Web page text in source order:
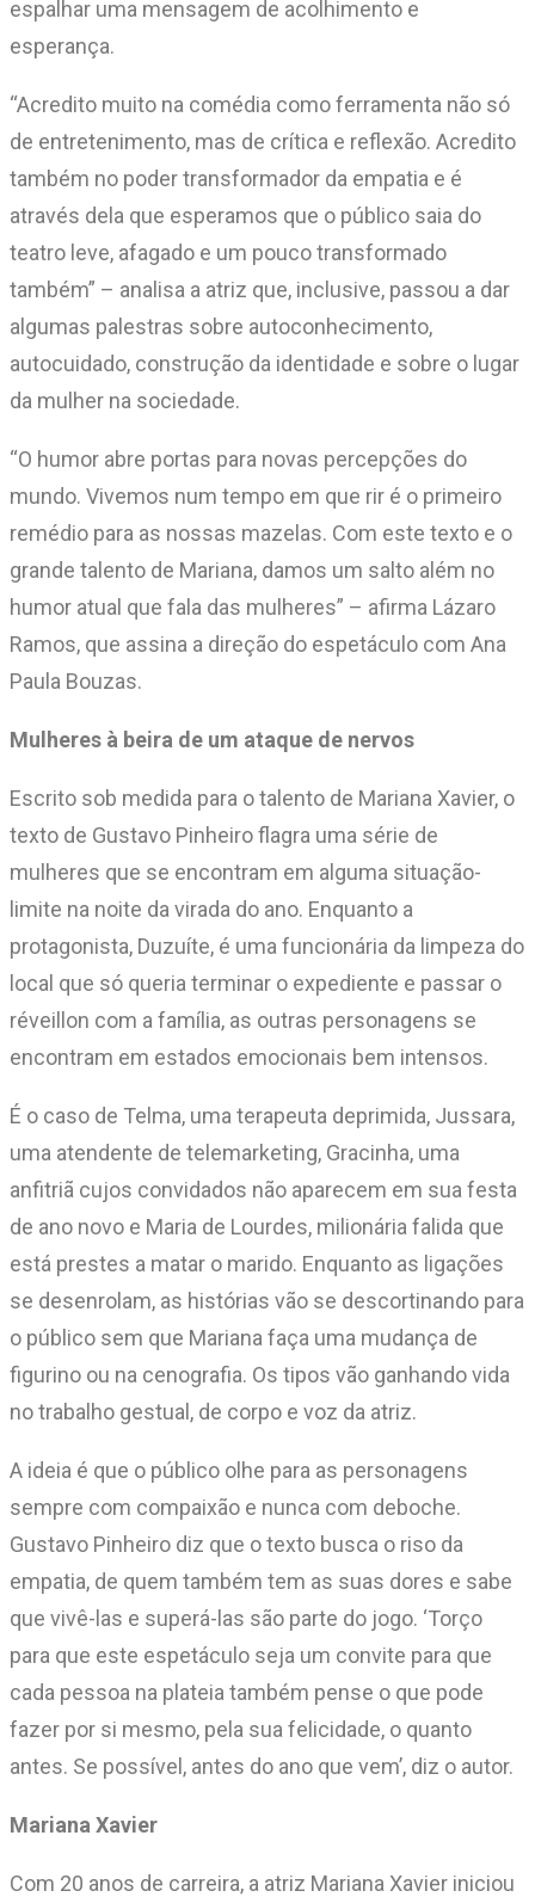
espalhar uma mensagem de acolhimento e
esperança.
“Acredito muito na comédia como ferramenta não só
de entretenimento, mas de crítica e reflexão. Acredito
também no poder transformador da empatia e é
através dela que esperamos que o público saia do
teatro leve, afagado e um pouco transformado
também” – analisa a atriz que, inclusive, passou a dar
algumas palestras sobre autoconhecimento,
autocuidado, construção da identidade e sobre o lugar
da mulher na sociedade.
“O humor abre portas para novas percepções do
mundo. Vivemos num tempo em que rir é o primeiro
remédio para as nossas mazelas. Com este texto e o
grande talento de Mariana, damos um salto além no
humor atual que fala das mulheres” – afirma Lázaro
Ramos, que assina a direção do espetáculo com Ana
Paula Bouzas.
Mulheres à beira de um ataque de nervos
Escrito sob medida para o talento de Mariana Xavier, o
texto de Gustavo Pinheiro flagra uma série de
mulheres que se encontram em alguma situação-
limite na noite da virada do ano. Enquanto a
protagonista, Duzuíte, é uma funcionária da limpeza do
local que só queria terminar o expediente e passar o
réveillon com a família, as outras personagens se
encontram em estados emocionais bem intensos.
É o caso de Telma, uma terapeuta deprimida, Jussara,
uma atendente de telemarketing, Gracinha, uma
anfitriã cujos convidados não aparecem em sua festa
de ano novo e Maria de Lourdes, milionária falida que
está prestes a matar o marido. Enquanto as ligações
se desenrolam, as histórias vão se descortinando para
o público sem que Mariana faça uma mudança de
figurino ou na cenografia. Os tipos vão ganhando vida
no trabalho gestual, de corpo e voz da atriz.
A ideia é que o público olhe para as personagens
sempre com compaixão e nunca com deboche.
Gustavo Pinheiro diz que o texto busca o riso da
empatia, de quem também tem as suas dores e sabe
que vivê-las e superá-las são parte do jogo. ‘Torço
para que este espetáculo seja um convite para que
cada pessoa na plateia também pense o que pode
fazer por si mesmo, pela sua felicidade, o quanto
antes. Se possível, antes do ano que vem’, diz o autor.
Mariana Xavier
Com 20 anos de carreira, a atriz Mariana Xavier iniciou